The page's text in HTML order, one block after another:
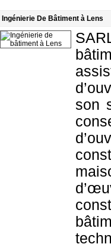
Ingénierie De Bâtiment à Lens
son